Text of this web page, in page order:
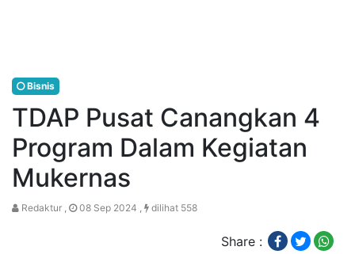
Bisnis
TDAP Pusat Canangkan 4
Program Dalam Kegiatan
Mukernas
Redaktur , 08 Sep 2024 , dilihat 558
Share :